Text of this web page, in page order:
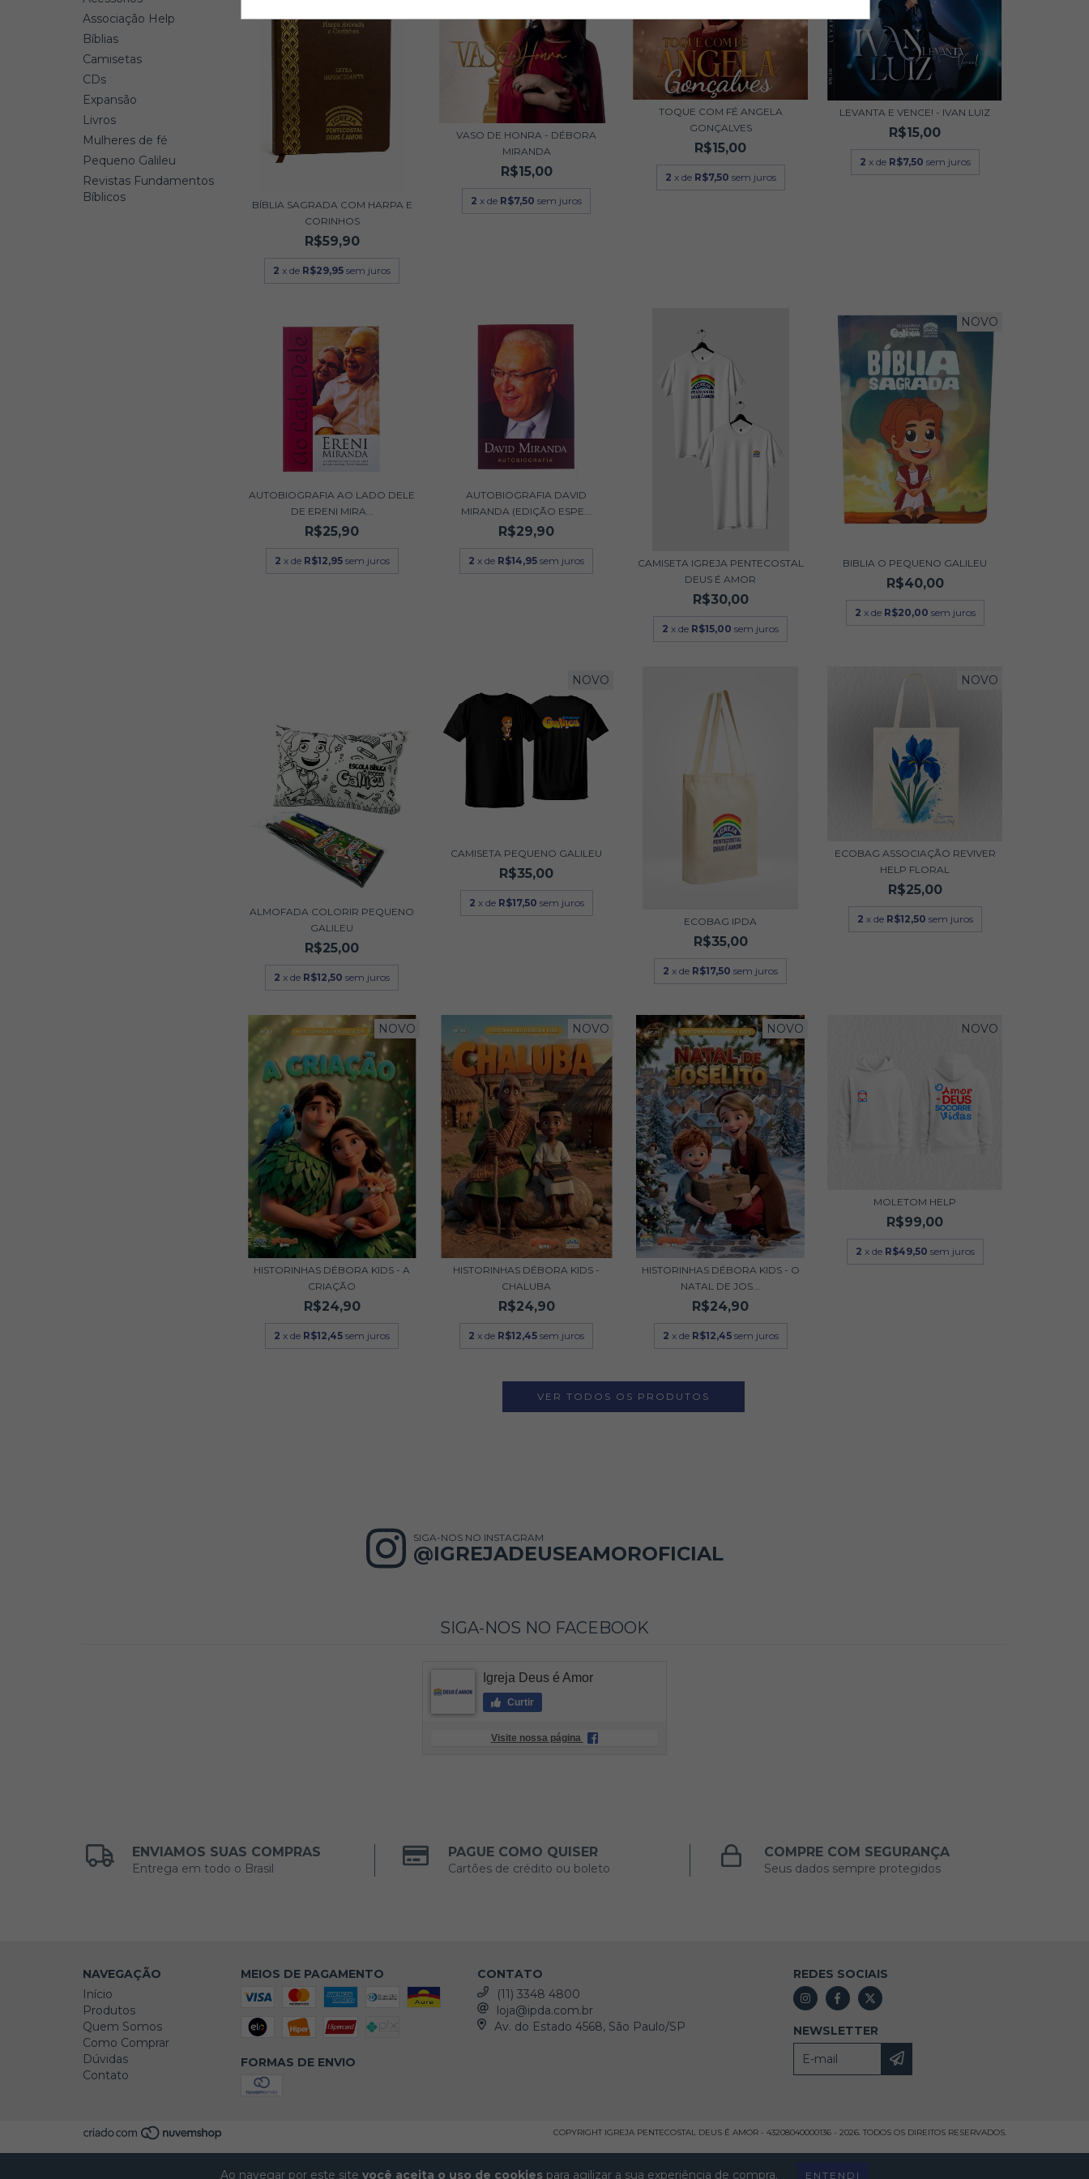
Ao navegar por este site você aceita o uso de cookies para agilizar a sua experiência de compra. ENTENDI
Associação Help
Bíblias
Camisetas
CDs
Expansão
Livros
Mulheres de fé
Pequeno Galileu
Revistas Fundamentos
Bíblicos
BÍBLIA SAGRADA COM HARPA E
CORINHOS
R$59,90
2 x de R$29,95 sem juros
VASO DE HONRA - DÉBORA
MIRANDA
R$15,00
2 x de R$7,50 sem juros
TOQUE COM FÉ ANGELA
GONÇALVES
R$15,00
2 x de R$7,50 sem juros
LEVANTA E VENCE! - IVAN LUIZ
R$15,00
2 x de R$7,50 sem juros
AUTOBIOGRAFIA AO LADO DELE
DE ERENI MIRA...
R$25,90
2 x de R$12,95 sem juros
AUTOBIOGRAFIA DAVID
MIRANDA (EDIÇÃO ESPE...
R$29,90
2 x de R$14,95 sem juros
CAMISETA IGREJA PENTECOSTAL
DEUS É AMOR
R$30,00
2 x de R$15,00 sem juros
NOVO
BIBLIA O PEQUENO GALILEU
R$40,00
2 x de R$20,00 sem juros
ALMOFADA COLORIR PEQUENO
GALILEU
R$25,00
2 x de R$12,50 sem juros
NOVO
CAMISETA PEQUENO GALILEU
R$35,00
2 x de R$17,50 sem juros
ECOBAG IPDA
R$35,00
2 x de R$17,50 sem juros
NOVO
ECOBAG ASSOCIAÇÃO REVIVER
HELP FLORAL
R$25,00
2 x de R$12,50 sem juros
NOVO
HISTORINHAS DÉBORA KIDS - A
CRIAÇÃO
R$24,90
2 x de R$12,45 sem juros
NOVO
HISTORINHAS DÉBORA KIDS -
CHALUBA
R$24,90
2 x de R$12,45 sem juros
NOVO
HISTORINHAS DÉBORA KIDS - O
NATAL DE JOS...
R$24,90
2 x de R$12,45 sem juros
NOVO
MOLETOM HELP
R$99,00
2 x de R$49,50 sem juros
VER TODOS OS PRODUTOS
SIGA-NOS NO INSTAGRAM
@IGREJADEUSEAMOROFICIAL
SIGA-NOS NO FACEBOOK
Igreja Deus é Amor
Curtir
Visite nossa página
ENVIAMOS SUAS COMPRAS
Entrega em todo o Brasil
PAGUE COMO QUISER
Cartões de crédito ou boleto
COMPRE COM SEGURANÇA
Seus dados sempre protegidos
NAVEGAÇÃO
Início
Produtos
Quem Somos
Como Comprar
Dúvidas
Contato
MEIOS DE PAGAMENTO
FORMAS DE ENVIO
CONTATO
(11) 3348 4800
loja@ipda.com.br
Av. do Estado 4568, São Paulo/SP
REDES SOCIAIS
NEWSLETTER
COPYRIGHT IGREJA PENTECOSTAL DEUS É AMOR - 43208040000136 - 2026. TODOS OS DIREITOS RESERVADOS.